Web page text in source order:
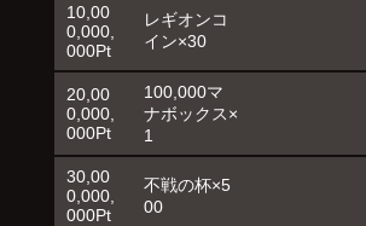
10,00
0,000,
000Pt
レギオンコ
イン×30
20,00
0,000,
000Pt
100,000マ
ナボックス×
1
30,00
0,000,
000Pt
不戦の杯×5
00